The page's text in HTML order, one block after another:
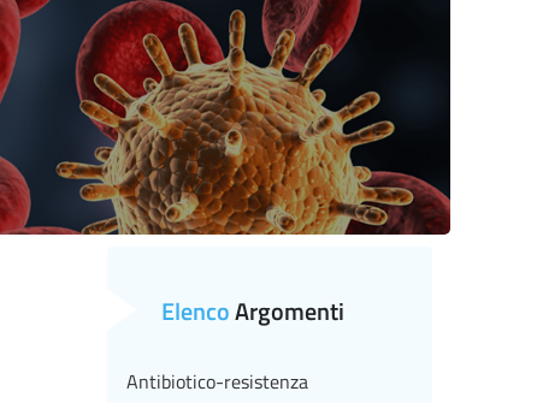
ElencoArgomenti
Antibiotico-resistenza